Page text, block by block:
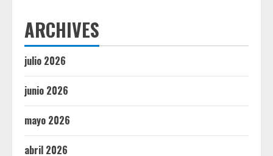
ARCHIVES
julio 2026
junio 2026
mayo 2026
abril 2026